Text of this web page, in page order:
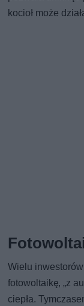
kocioł może
Wielu
fotowoltaikę, „z
ciepła.